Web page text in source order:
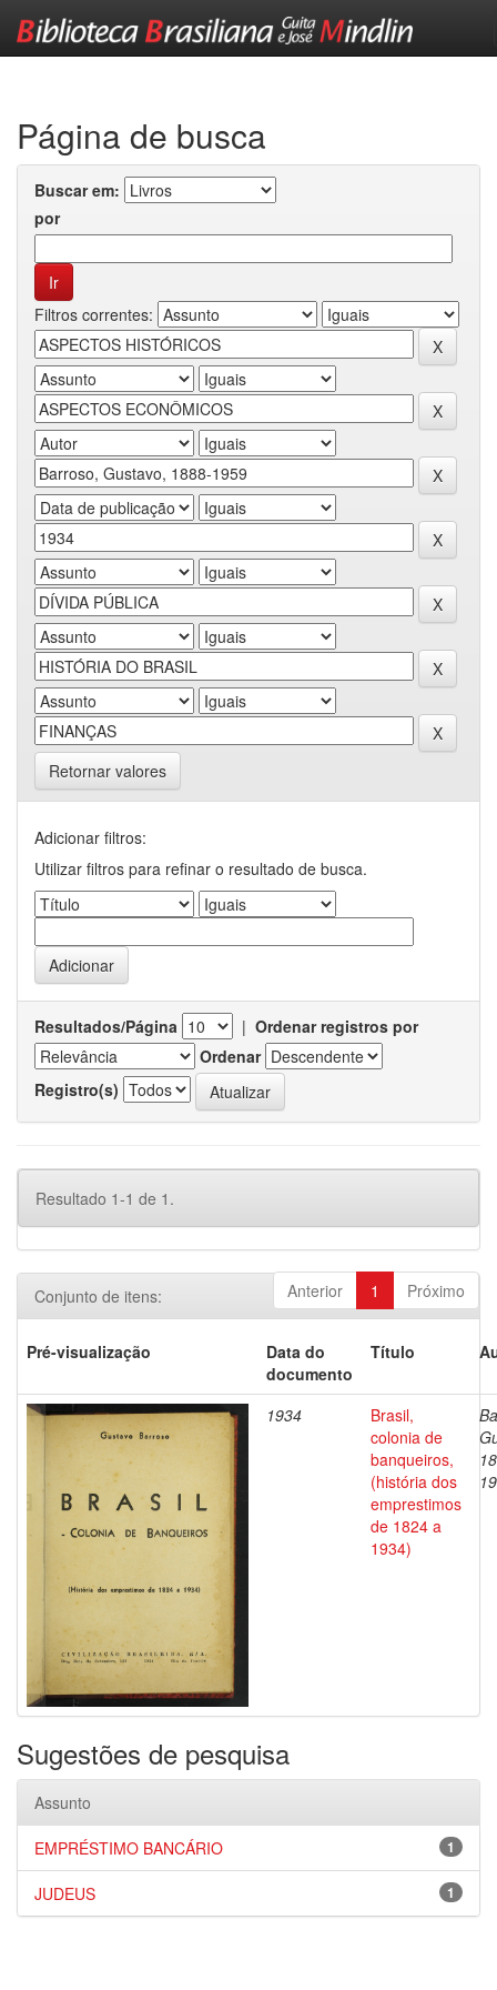
Página de busca
Buscar em:
por
Filtros correntes:
Retornar valores
Adicionar filtros:
Utilizar filtros para refinar o resultado de busca.
Resultados/Página | Ordenar registros por
Ordenar
Registro(s)
Resultado 1-1 de 1.
Anterior 1 Próximo
Conjunto de itens:
Pré-visualização
Data do
documento
Título
1934
Brasil,
colonia de
banqueiros,
(história dos
emprestimos
de 1824 a
1934)
Sugestões de pesquisa
Assunto
1
EMPRÉSTIMO BANCÁRIO
1
JUDEUS